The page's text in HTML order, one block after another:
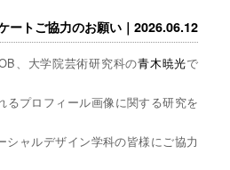
ートご協力のお願い｜2026.06.12
、大学院芸術研究科の青木暁光で
るプロフィール画像に関する研究を
シャルデザイン学科の皆様にご協力